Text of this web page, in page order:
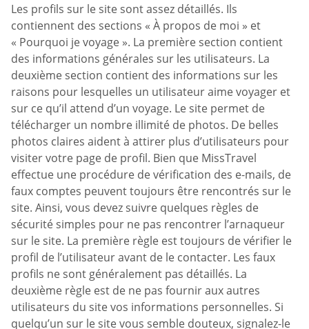
Les profils sur le site sont assez détaillés. Ils
contiennent des sections « À propos de moi » et
« Pourquoi je voyage ». La première section contient
des informations générales sur les utilisateurs. La
deuxième section contient des informations sur les
raisons pour lesquelles un utilisateur aime voyager et
sur ce qu’il attend d’un voyage. Le site permet de
télécharger un nombre illimité de photos. De belles
photos claires aident à attirer plus d’utilisateurs pour
visiter votre page de profil. Bien que MissTravel
effectue une procédure de vérification des e-mails, de
faux comptes peuvent toujours être rencontrés sur le
site. Ainsi, vous devez suivre quelques règles de
sécurité simples pour ne pas rencontrer l’arnaqueur
sur le site. La première règle est toujours de vérifier le
profil de l’utilisateur avant de le contacter. Les faux
profils ne sont généralement pas détaillés. La
deuxième règle est de ne pas fournir aux autres
utilisateurs du site vos informations personnelles. Si
quelqu’un sur le site vous semble douteux, signalez-le